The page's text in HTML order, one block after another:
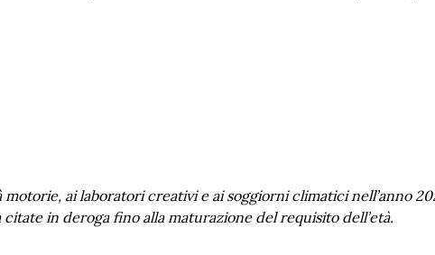
ai laboratori creativi e ai soggiorni climatici nell’anno
in deroga fino alla maturazione del requisito dell’età.